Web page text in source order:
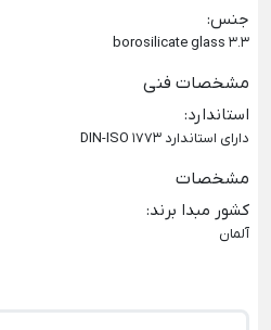
جنس:
borosilicate glass 3.3
مشخصات فنی
استاندارد:
دارای استاندارد DIN-ISO 1773
مشخصات
کشور مبدا برند:
آلمان